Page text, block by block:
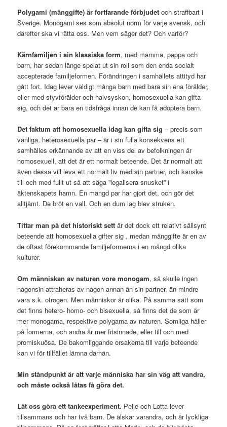
Polygami (månggifte) är fortfarande förbjudet och straffbart i
Sverige. Monogami ses som absolut norm för varje svensk, och
därefter ska vi rätta oss. Men vem säger det? Och varför?
Kärnfamiljen i sin klassiska form, med mamma, pappa och
barn, har sedan länge spelat ut sin roll som den enda socialt
accepterade familjeformen. Förändringen i samhällets attityd har
gått fort. Idag lever väldigt många barn med bara sin ena förälder,
eller med styvförälder och halvsyskon, homosexuella kan gifta
sig, och det är bara en tidsfråga innan de kan få adoptera barn.
Det faktum att homosexuella idag kan gifta sig – precis som
vanliga, heterosexuella par – är i sin fulla konsekvens ett
samhälles erkännande av att en viss del av befolkningen är
homosexuell, att det är ett normalt beteende. Det är normalt att
även dessa vill leva ett normalt liv med sin partner, och kanske
till och med fullt ut så att säga ”legalisera snusket” i
äktenskapets hamn. En mängd par har gjort det, och gör det
alltjämt. De bröt en vall. Och en dum lag blev struken.
Tittar man på det historiskt sett är det dock ett relativt sällsynt
beteende att homosexuella gifter sig , medan månggifte är en av
de oftast förekommande familjeformerna i en mängd olika
kulturer.
Om människan av naturen vore monogam, så skulle ingen
någonsin attraheras av någon annan än sin partner, än mindre
vara s.k. otrogen. Men människor är olika. På samma sätt som
det finns hetero- homo- och bisexuella, så finns det de som är
mer monogama, respektive polygama av naturen. Somliga håller
på formerna, och andra är mer frisinnade, eller till och med
promiskuösa. De bakomliggande orsakerna till varje beteende
kan vi för tillfället lämna därhän.
Min ståndpunkt är att varje människa har sin väg att vandra,
och måste också låtas få göra det.
Låt oss göra ett tankeexperiment. Pelle och Lotta lever
tillsammans och har två barn. De älskar varandra, och är lyckliga